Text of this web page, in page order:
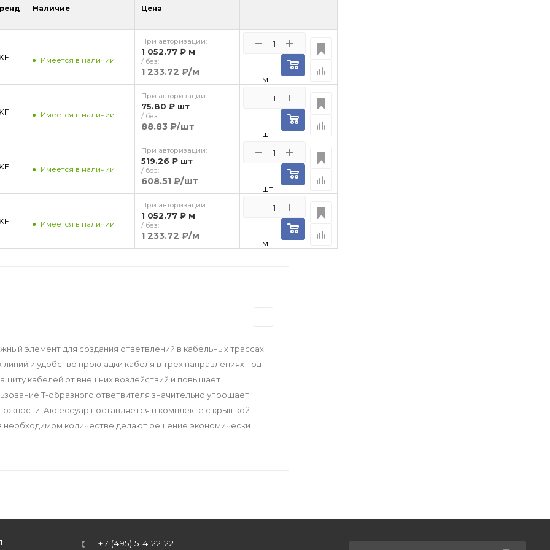
Наличие Цена
Имеется в наличии
При авторизации:
1 052.77 ₽ м
/ без:
1 233.72 ₽/м
м
Имеется в наличии
При авторизации:
75.80 ₽ шт
/ без:
88.83 ₽/шт
шт
Имеется в наличии
При авторизации:
519.26 ₽ шт
/ без:
608.51 ₽/шт
шт
Имеется в наличии
При авторизации:
1 052.77 ₽ м
/ без:
1 233.72 ₽/м
м
элемент для создания ответвлений в кабельных трассах.
и удобство прокладки кабеля в трех направлениях под
кабелей от внешних воздействий и повышает
Т-образного ответвителя значительно упрощает
Аксессуар поставляется в комплекте с крышкой.
необходимом количестве делают решение экономически
+7 (495) 514-22-22